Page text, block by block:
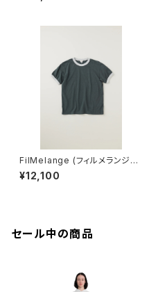
FilMelange (フィルメランジェ)
EMMA / エマ VINTAGE TENJ
IKU (charcoal khaki)
¥12,100
セール中の商品